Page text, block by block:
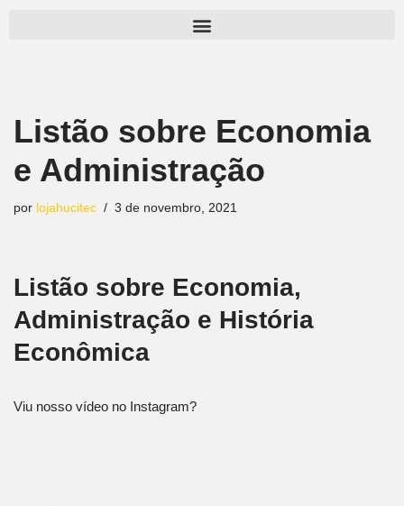
Listão sobre Economia
e Administração
por lojahucitec 3 de novembro, 2021
Listão sobre Economia,
Administração e História
Econômica
Viu nosso vídeo no Instagram?